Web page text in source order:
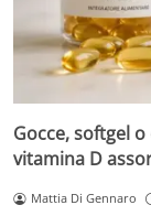
Gocce, softgel
vitamina D
Mattia Di Gennaro